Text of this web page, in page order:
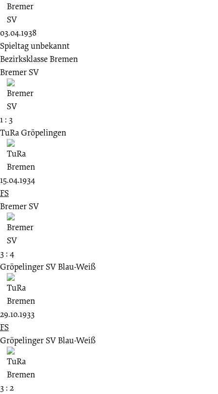
03.04.1938
Spieltag unbekannt
Bezirksklasse Bremen
Bremer SV
1 : 3
TuRa Gröpelingen
15.04.1934
FS
Bremer SV
3 : 4
Gröpelinger SV Blau-Weiß
29.10.1933
FS
Gröpelinger SV Blau-Weiß
3 : 2